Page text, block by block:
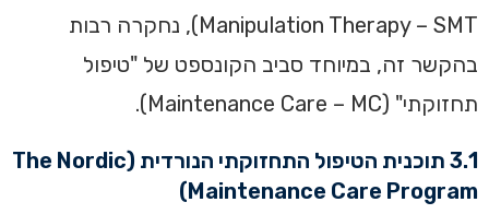
Manipulation Therapy – SMT), נחקרה רבות
בהקשר זה, במיוחד סביב הקונספט של "טיפול
תחזוקתי" (Maintenance Care – MC).
3.1 תוכנית הטיפול התחזוקתי הנורדית (The Nordic
Maintenance Care Program)